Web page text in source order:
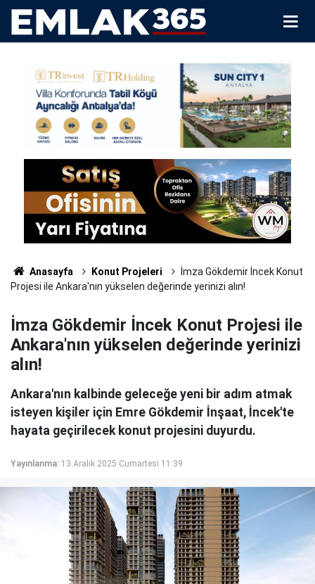
Anasayfa Konut Projeleri
İmza Gökdemir İncek Konut
Projesi ile Ankara'nın yükselen değerinde yerinizi alın!
İmza Gökdemir İncek Konut Projesi ile
Ankara'nın yükselen değerinde yerinizi
alın!
Ankara'nın kalbinde geleceğe yeni bir adım atmak
isteyen kişiler için Emre Gökdemir İnşaat, İncek'te
hayata geçirilecek konut projesini duyurdu.
Yayınlanma: 13 Aralık 2025 Cumartesi 11:39